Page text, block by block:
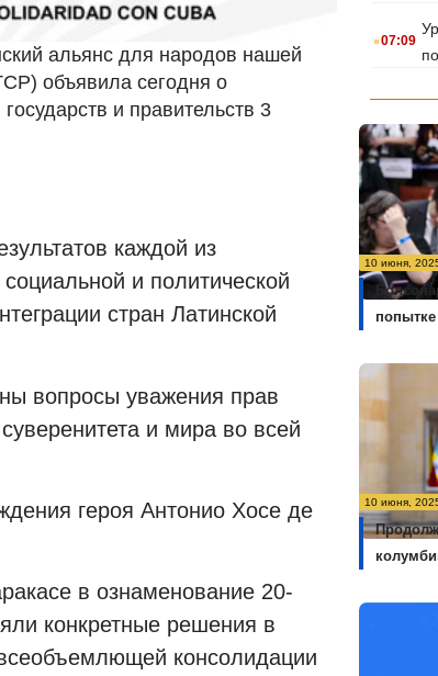
альянс для народов нашей
объявила сегодня о
и правительств 3
каждой из
и политической
стран Латинской
вопросы уважения прав
и мира во всей
героя Антонио Хосе де
в ознаменование 20-
конкретные решения в
консолидации
.07:09
10 июня,
10 июня,